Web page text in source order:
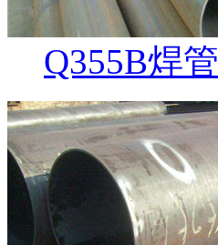
Q355B焊管